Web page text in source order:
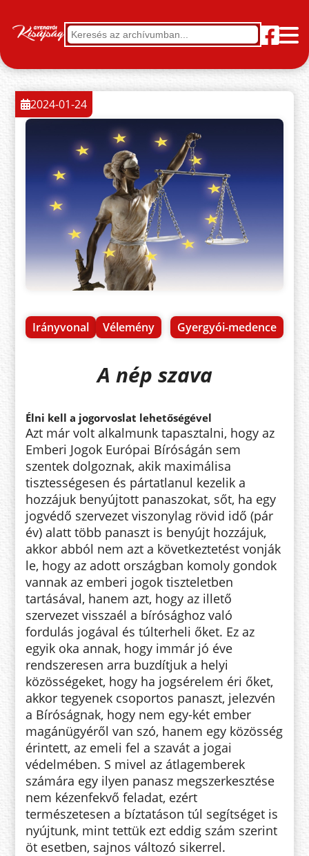
Irányvonal Vélemény Gyergyói-medence
2024-01-24
A nép szava
Élni kell a jogorvoslat lehetőségével
Azt már volt alkalmunk tapasztalni, hogy az
Emberi Jogok Európai Bíróságán sem
szentek dolgoznak, akik maximálisa
tisztességesen és pártatlanul kezelik a
hozzájuk benyújtott panaszokat, sőt, ha egy
jogvédő szervezet viszonylag rövid idő (pár
év) alatt több panaszt is benyújt hozzájuk,
akkor abból nem azt a következtetést vonják
le, hogy az adott országban komoly gondok
vannak az emberi jogok tiszteletben
tartásával, hanem azt, hogy az illető
szervezet visszaél a bírósághoz való
fordulás jogával és túlterheli őket. Ez az
egyik oka annak, hogy immár jó éve
rendszeresen arra buzdítjuk a helyi
közösségeket, hogy ha jogsérelem éri őket,
akkor tegyenek csoportos panaszt, jelezvén
a Bíróságnak, hogy nem egy-két ember
magánügyéről van szó, hanem egy közösség
érintett, az emeli fel a szavát a jogai
védelmében. S mivel az átlagemberek
számára egy ilyen panasz megszerkesztése
nem kézenfekvő feladat, ezért
természetesen a bíztatáson túl segítséget is
nyújtunk, mint tettük ezt eddig szám szerint
öt esetben, sajnos változó sikerrel.